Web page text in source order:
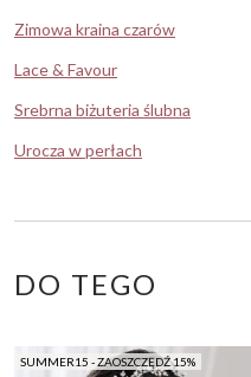
Zimowa kraina czarów
Lace & Favour
Srebrna biżuteria ślubna
Urocza w perłach
DO TEGO
SUMMER15 - ZAOSZCZĘDŹ 15%